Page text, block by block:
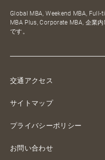
Global MBA, Weekend MBA, Full-
MBA Plus, Corporate MBA, 企業
です。
交通アクセス
サイトマップ
プライバシーポリシー
お問い合わせ